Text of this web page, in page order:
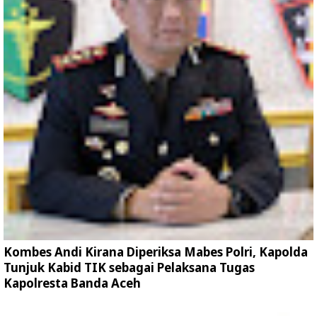
Kombes Andi Kirana Diperiksa Mabes Polri, Kapolda
Tunjuk Kabid TIK sebagai Pelaksana Tugas
Kapolresta Banda Aceh